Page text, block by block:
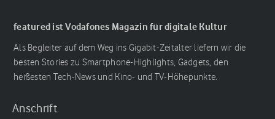
featured ist Vodafones Magazin für digitale Kultur
Als Begleiter auf dem Weg ins Gigabit-Zeitalter liefern wir die
besten Stories zu Smartphone-Highlights, Gadgets, den
heißesten Tech-News und Kino- und TV-Höhepunkte.
Anschrift